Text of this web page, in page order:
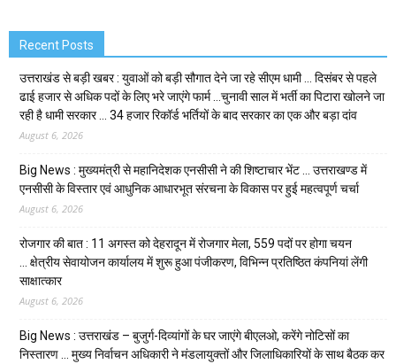
Recent Posts
उत्तराखंड से बड़ी खबर : युवाओं को बड़ी सौगात देने जा रहे सीएम धामी … दिसंबर से पहले
ढाई हजार से अधिक पदों के लिए भरे जाएंगे फार्म …चुनावी साल में भर्ती का पिटारा खोलने जा
रही है धामी सरकार … 34 हजार रिकॉर्ड भर्तियों के बाद सरकार का एक और बड़ा दांव
August 6, 2026
Big News : मुख्यमंत्री से महानिदेशक एनसीसी ने की शिष्टाचार भेंट … उत्तराखण्ड में
एनसीसी के विस्तार एवं आधुनिक आधारभूत संरचना के विकास पर हुई महत्वपूर्ण चर्चा
August 6, 2026
रोजगार की बात : 11 अगस्त को देहरादून में रोजगार मेला, 559 पदों पर होगा चयन
… क्षेत्रीय सेवायोजन कार्यालय में शुरू हुआ पंजीकरण, विभिन्न प्रतिष्ठित कंपनियां लेंगी
साक्षात्कार
August 6, 2026
Big News : उत्तराखंड – बुजुर्ग-दिव्यांगों के घर जाएंगे बीएलओ, करेंगे नोटिसों का
निस्तारण … मुख्य निर्वाचन अधिकारी ने मंडलायुक्तों और जिलाधिकारियों के साथ बैठक कर